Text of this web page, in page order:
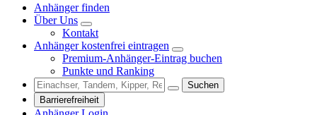
Anhänger finden
Über Uns
Kontakt
Anhänger kostenfrei eintragen
Premium-Anhänger-Eintrag buchen
Punkte und Ranking
Suchen
Barrierefreiheit